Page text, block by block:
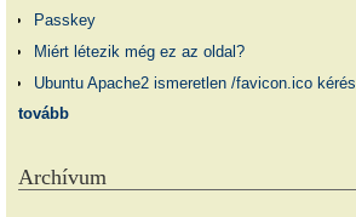
Passkey
Miért létezik még ez az oldal?
Ubuntu Apache2 ismeretlen /favicon.ico kérés
tovább
Archívum